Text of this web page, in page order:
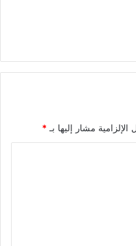
الإلزامية مشار إليها بـ *